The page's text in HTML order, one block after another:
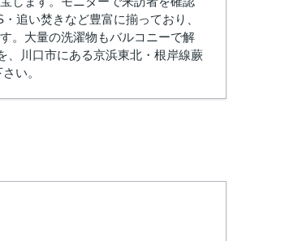
追い焚きなど豊富に揃っており、
。大量の洗濯物もバルコニーで解
、川口市にある京浜東北・根岸線蕨
い。